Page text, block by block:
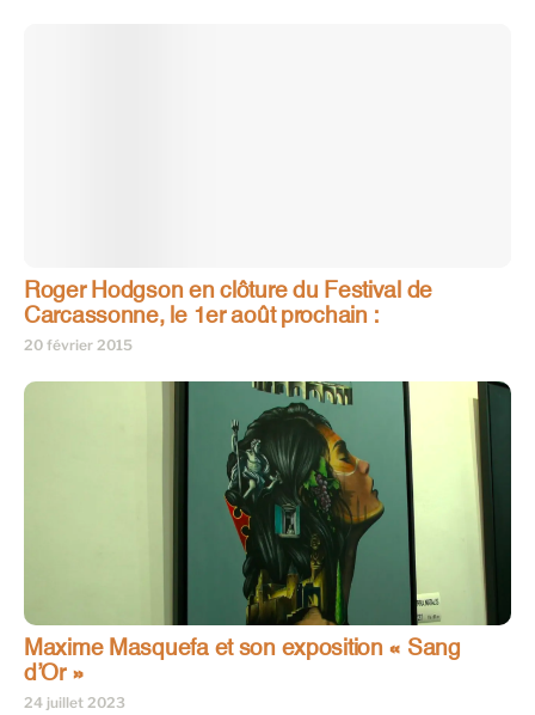
Roger Hodgson en clôture du Festival de
Carcassonne, le 1er août prochain :
20 février 2015
Maxime Masquefa et son exposition « Sang
d’Or »
24 juillet 2023